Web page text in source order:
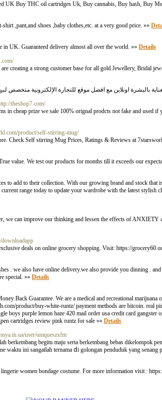
UK Buy THC oil cartridges Uk, Buy cannabis, Buy hash, Buy
,pant,and shoes ,baby clothes,etc. at a very good price. »»
in UK. Guaranteed delivery almost all over the world. »» Details
creating a strong customer base for all gold Jewellery, Bridal
theshop7.com/
in cheap prize we sale 100% orignal prodcts not fake and used
product/self-stirring-mug/
Check Self stirring Mug Prices, Ratings & Reviews at
value. We test our products for months till it exceeds our
add to their collection. With our growing brand and stock that
range today to update your wardrobe with the latest stylish
we can improve our thinking and lessen the effects of
deals on online grocery shopping. Visit: https://
. we also have online delivery.we also provide you dinning .
special. »» Details
Back Guarantee. We are a medical and recreational
product/buy-white-runtz/ payment methods are bitcoin. real
boys purple lemon haze 420 mail order usa credit card
cartridges review pink runtz for sale »» Details
user/umqueszxfm
berkembang begitu maju serta berkembang bebas dikelompok
ini sangatlah ternama ⅾі golongan penduduk yang senang
women bondage costume. For more information visit :